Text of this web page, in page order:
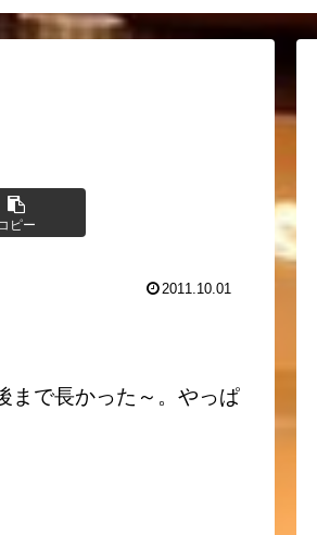
ピー
2011.10.01
まで長かった～。やっぱ